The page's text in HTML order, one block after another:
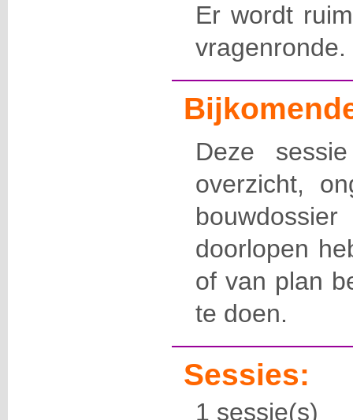
Er wordt
vragenronde.
Deze
overzicht,
doorlopen
of van plan
te doen.
Sessies:
1 sessie(s)